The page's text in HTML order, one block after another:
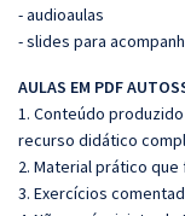
- audioaulas
- slides para
AULAS EM PDF A
1. Conteúdo
recurso didático
2. Material prático
3. Exercícios